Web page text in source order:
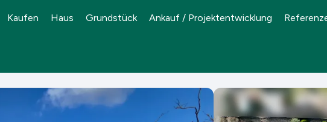
Kaufen Haus Grundstück Ankauf / Projektentwicklung